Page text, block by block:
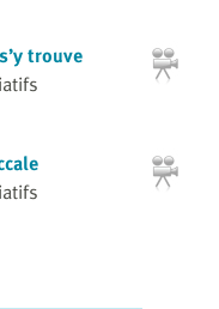
trouve